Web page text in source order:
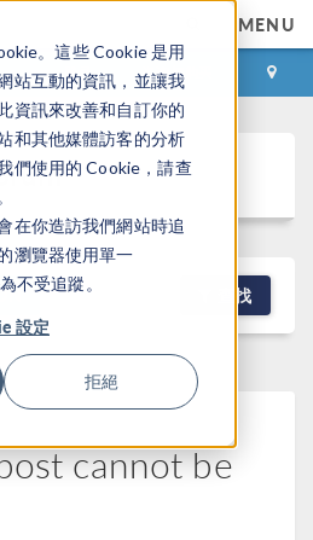
。這些 Cookie 是用
站互動的資訊，並讓我
資訊來改善和自訂你的
和其他媒體訪客的分析
們使用的 Cookie，請查
在你造訪我們網站時追
瀏覽器使用單一
不受追蹤。
設定
拒絕
MENU
登录 咨询与购买
查找
cannot be